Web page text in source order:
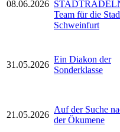
08.06.2026
Team für die
Schweinfurt
31.05.2026
Ein Diakon der
Sonderklasse
21.05.2026
Auf der Suche
der Ökumene